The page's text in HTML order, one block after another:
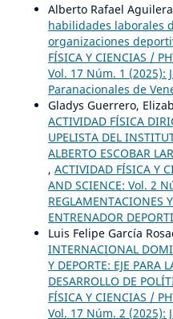
Alberto Rafael
habilidades laborales
organizaciones
FÍSICA Y CIENCIAS /
Vol. 17 Núm. 1 (2025):
Paranacionales de
Gladys Guerrero,
ACTIVIDAD FÍSICA
UPELISTA DEL
ALBERTO ESCOBAR
, ACTIVIDAD FÍSICA Y
AND SCIENCE: Vol. 2
REGLAMENTACIONES
ENTRENADOR
Luis Felipe García
INTERNACIONAL
Y DEPORTE: EJE PARA
DESARROLLO DE
FÍSICA Y CIENCIAS /
Vol. 17 Núm. 2 (2025):